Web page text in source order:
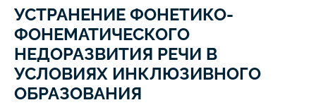
УСТРАНЕНИЕ ФОНЕТИКО-
ФОНЕМАТИЧЕСКОГО
НЕДОРАЗВИТИЯ РЕЧИ В
УСЛОВИЯХ ИНКЛЮЗИВНОГО
ОБРАЗОВАНИЯ